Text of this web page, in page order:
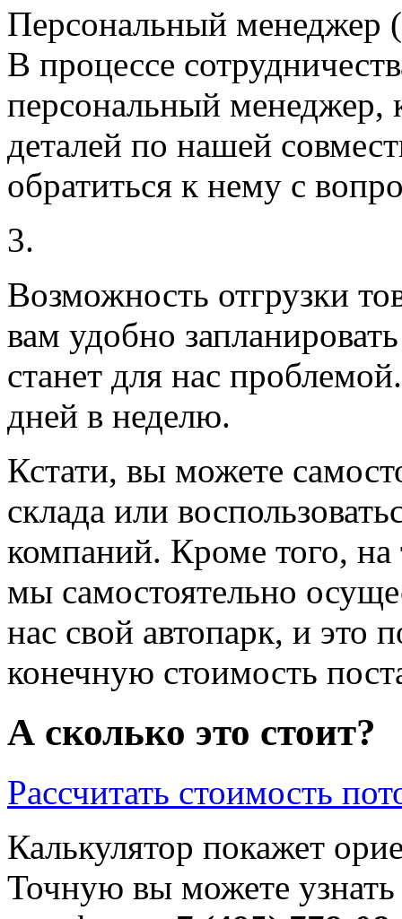
Персональный менеджер
В процессе
персональный менеджер,
деталей по нашей
обратиться к нему с
3.
Возможность отгрузки
вам удобно
станет для нас
дней в неделю.
Кстати, вы можете
склада или
компаний. Кроме того,
мы самостоятельно
нас свой автопарк, и это
конечную стоимость
А сколько это стоит?
Рассчитать стоимость
Калькулятор покажет
Точную вы можете